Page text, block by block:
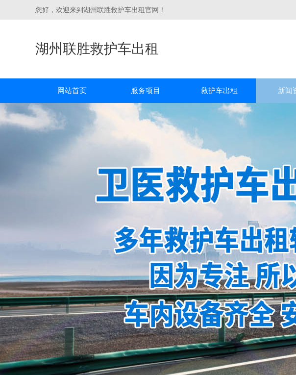
您好，欢迎来到湖州联胜救护车出租官网！
湖州联胜救护车出租
网站首页 服务项目 救护车出租 新闻